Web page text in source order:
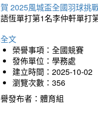
2025風城盃全國羽球挑
恆單打第1名李仲軒單打
文
榮譽事項：全國競賽
發佈單位：學務處
建立時間：2025-10-02
瀏覽次數：356
發布者：體育組